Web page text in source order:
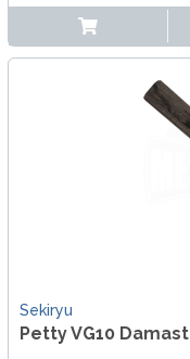
Sekiryu
Petty VG10 Damast